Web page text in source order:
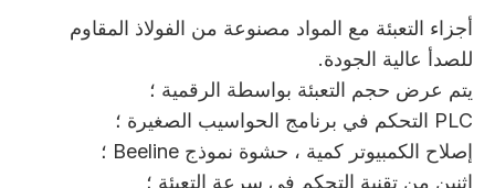
أجزاء التعبئة مع المواد مصنوعة من الفولاذ المقاوم
للصدأ عالية الجودة.
يتم عرض حجم التعبئة بواسطة الرقمية ؛
PLC التحكم في برنامج الحواسيب الصغيرة ؛
إصلاح الكمبيوتر كمية ، حشوة نموذج Beeline ؛
اثنين من تقنية التحكم في سرعة التعبئة ؛